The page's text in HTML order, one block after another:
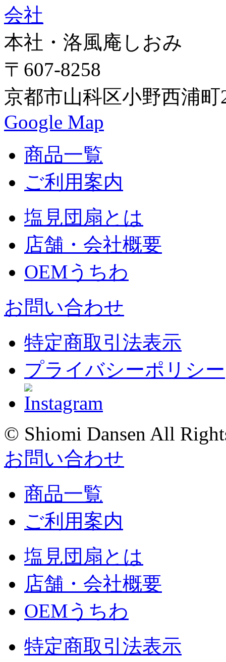
本社・洛風庵しおみ
〒607-8258
京都市山科区小野西浦町
Google Map
商品一覧
ご利用案内
塩見団扇とは
店舗・会社概要
OEMうちわ
お問い合わせ
特定商取引法表示
プライバシーポリシー
© Shiomi Dansen All
お問い合わせ
商品一覧
ご利用案内
塩見団扇とは
店舗・会社概要
OEMうちわ
特定商取引法表示